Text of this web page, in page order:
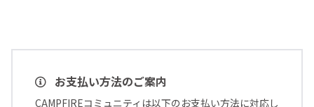
お支払い方法のご案内
CAMPFIREコミュニティは以下のお支払い方法に対応し